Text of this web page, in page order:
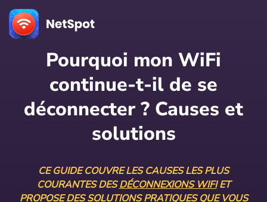
Pourquoi mon WiFi
continue-t-il de se
déconnecter ? Causes et
solutions
CE GUIDE COUVRE LES CAUSES LES PLUS
COURANTES DESDÉCONNEXIONS WIFIET
PROPOSE DES SOLUTIONS PRATIQUES QUE VOUS